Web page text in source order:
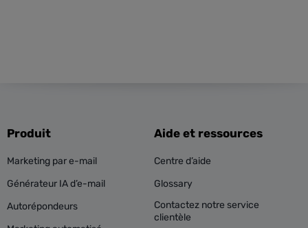
Produit
Marketing par e-mail
Générateur IA d’e-mail
Autorépondeurs
Aide et ressources
Centre d’aide
Glossary
Contactez notre service
clientèle